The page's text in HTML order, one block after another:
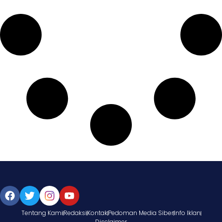
Tentang KamiRedaksiKontakPedoman Media SiberInfo Iklan